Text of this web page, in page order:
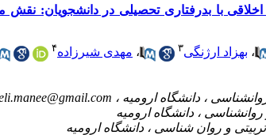
با بدرفتاری تحصیلی در دانشجویان: نقش
، بهزاد ارژنگی۳ ، مهدی شیرزاده۴